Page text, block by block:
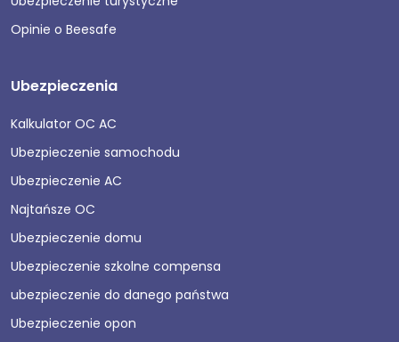
Opinie o Beesafe
Ubezpieczenia
Kalkulator OC AC
Ubezpieczenie samochodu
Ubezpieczenie AC
Najtańsze OC
Ubezpieczenie domu
Ubezpieczenie szkolne compensa
ubezpieczenie do danego państwa
Ubezpieczenie opon